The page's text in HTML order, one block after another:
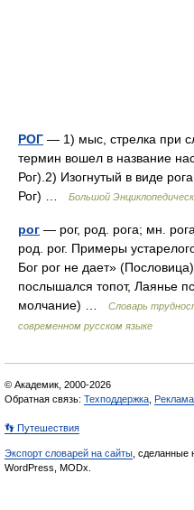
РОГ — 1) мыс, стрелка при
термин вошел в название
Рог).2) Изогнутый в виде
Рог) …
Большой
рог — рог, род. рога; мн.
род. рог. Примеры
Бог рог не дает»
послышался топот, Лаянье
молчание) …
Словарь
современном русском языке
© Академик, 2000-2026
Обратная связь: Техподдержка
👣 Путешествия
Экспорт словарей на сайты , сделанные
WordPress, MODx.